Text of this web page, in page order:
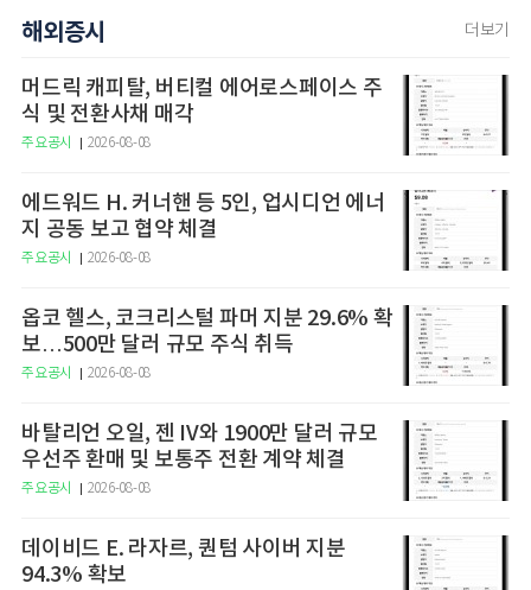
해외증시 더보기
머드릭 캐피탈, 버티컬 에어로스페이스 주
식 및 전환사채 매각
주요공시 2026-08-08
에드워드 H. 커너핸 등 5인, 업시디언 에너
지 공동 보고 협약 체결
주요공시 2026-08-08
옵코 헬스, 코크리스털 파머 지분 29.6% 확
보…500만 달러 규모 주식 취득
주요공시 2026-08-08
바탈리언 오일, 젠 IV와 1900만 달러 규모
우선주 환매 및 보통주 전환 계약 체결
주요공시 2026-08-08
데이비드 E. 라자르, 퀀텀 사이버 지분
94.3% 확보